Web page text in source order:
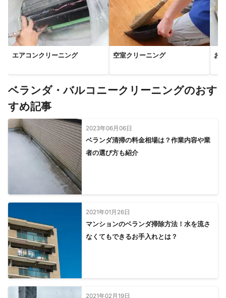
エアコンクリーニング 空室クリーニング お
ベランダ・バルコニークリーニングのおす
すめ記事
2023年06月06日
ベランダ清掃の料金相場は？作業内容や業
者の選び方も紹介
2021年01月26日
マンションのベランダ掃除方法！水を流さ
なくてもできるお手入れとは？
2021年02月19日